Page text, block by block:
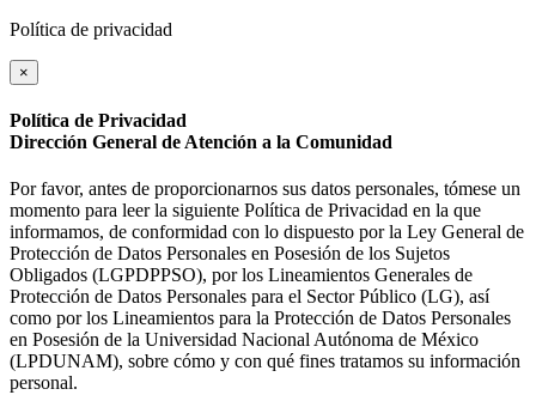
Política de privacidad
×
Política de Privacidad
Dirección General de Atención a la Comunidad
Por favor, antes de proporcionarnos sus datos personales, tómese un
momento para leer la siguiente Política de Privacidad en la que
informamos, de conformidad con lo dispuesto por la Ley General de
Protección de Datos Personales en Posesión de los Sujetos
Obligados (LGPDPPSO), por los Lineamientos Generales de
Protección de Datos Personales para el Sector Público (LG), así
como por los Lineamientos para la Protección de Datos Personales
en Posesión de la Universidad Nacional Autónoma de México
(LPDUNAM), sobre cómo y con qué fines tratamos su información
personal.